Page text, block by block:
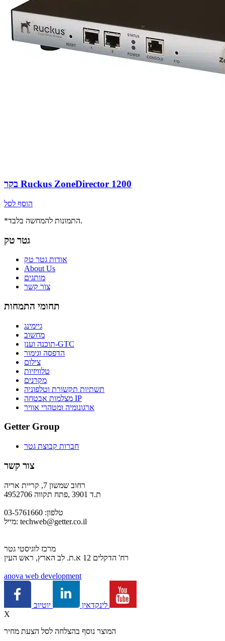
בקר Ruckus ZoneDirector 1200
הוסף לסל
*התמונות להמחשה בלבד.
גטר טק
אודות גטר טק
About Us
מותגים
צור קשר
תחומי התמחות
גיימינג
מחשוב
תוכנה וענן-GTC
הדפסה וגימור
צילום
טלוויזיות
מקרנים
תשתיות תקשורת וטלפוניה
מצלמות אבטחה IP
ארגונומיה ומטהרי אוויר
Getter Group
חברות קבוצת גטר
צור קשר
רחוב שמשון 7, קריית אריה
ת.ד 3901 ,פתח תקווה 4952706
טלפון: 03-5761660
מייל: techweb@getter.co.il
מרכז לוגיסטי גטר
רח' הדקלים 12 א.ת. לב הארץ, ראש העין
anova web development
לינקדאין
X
המוצר נוסף בהצלחה לסל הצעת מחיר